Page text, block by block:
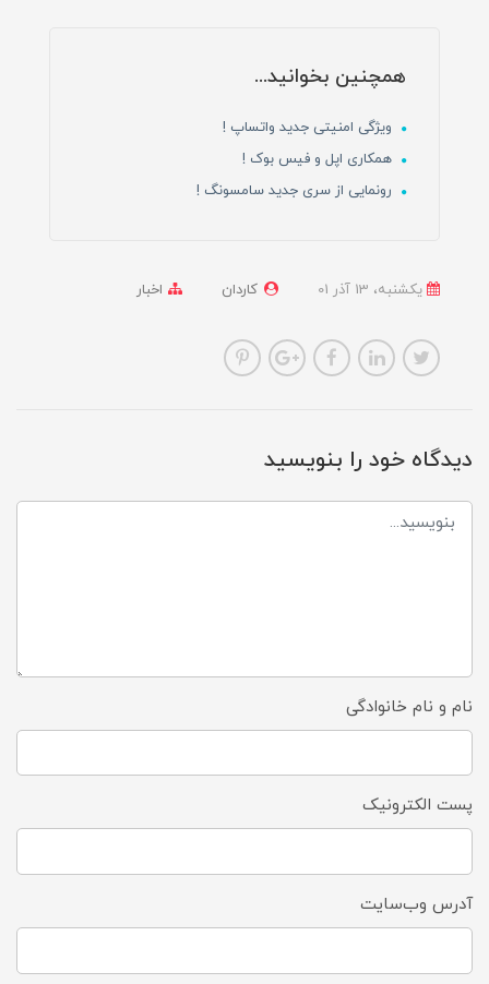
همچنین بخوانید...
ویژگی امنیتی جدید واتساپ !
همکاری اپل و فیس بوک !
رونمایی از سری جدید سامسونگ !
یکشنبه، 13 آذر 01 کاردان اخبار
دیدگاه خود را بنویسید
نام و نام خانوادگی
پست الکترونیک
آدرس وب‌سایت